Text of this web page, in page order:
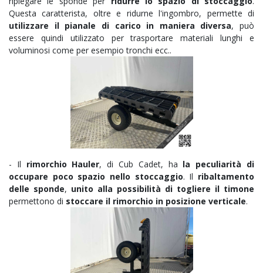
Questa caratterista, oltre e ridurne l'ingombro, permette di
utilizzare il pianale di carico in maniera diversa, può
essere quindi utilizzato per trasportare materiali lunghi e
voluminosi come per esempio tronchi ecc..
- Il rimorchio Hauler, di Cub Cadet, ha la peculiarità di
occupare poco spazio nello stoccaggio. Il ribaltamento
delle sponde, unito alla possibilità di togliere il timone
permettono di stoccare il rimorchio in posizione verticale.